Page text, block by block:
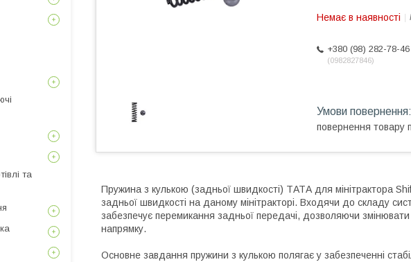
Немає в наявності
+380 (98) 282-78-46
0982827846
повернення товару
Пружина з кулькою (задньої швидкості) ТАТА для мінітрактора
задньої швидкості на даному мінітракторі. Входячи до складу
забезпечує перемикання задньої передачі, дозволяючи змінювати
напрямку.
Основне завдання пружини з кулькою полягає у забезпеченні
та